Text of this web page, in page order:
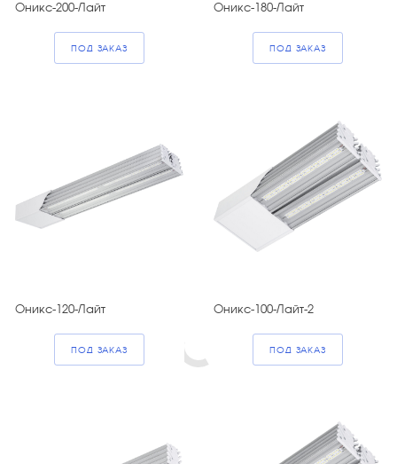
Оникс-200-Лайт
ПОД ЗАКАЗ
Оникс-180-Лайт
ПОД ЗАКАЗ
Оникс-120-Лайт
ПОД ЗАКАЗ
Оникс-100-Лайт-2
ПОД ЗАКАЗ